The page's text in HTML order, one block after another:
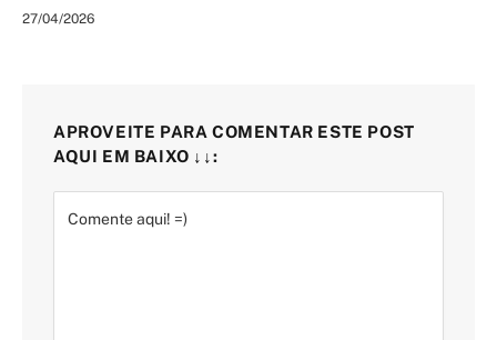
27/04/2026
APROVEITE PARA COMENTAR ESTE POST
AQUI EM BAIXO ↓↓: